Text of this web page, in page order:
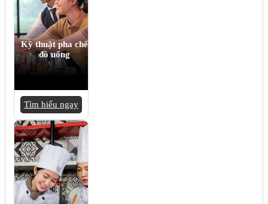
Kỹ thuật pha chế
đồ uống
Tìm hiểu ngay